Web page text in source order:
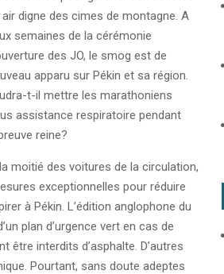
air digne des cimes de montagne. A
semaines de la cérémonie
des JO, le smog est de
apparu sur Pékin et sa région.
t-il mettre les marathoniens
assistance respiratoire pendant
reine?
moitié des voitures de la circulation,
exceptionnelles pour réduire
à Pékin. L’édition anglophone du
plan d’urgence vert en cas de
être interdits d’asphalte. D’autres
Pourtant, sans doute adeptes